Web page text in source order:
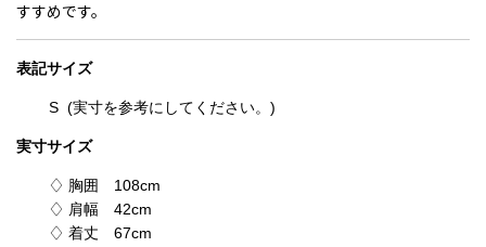
すすめです。
表記サイズ
S (実寸を参考にしてください。)
実寸サイズ
♢ 胸囲 108cm
♢ 肩幅 42cm
♢ 着丈 67cm